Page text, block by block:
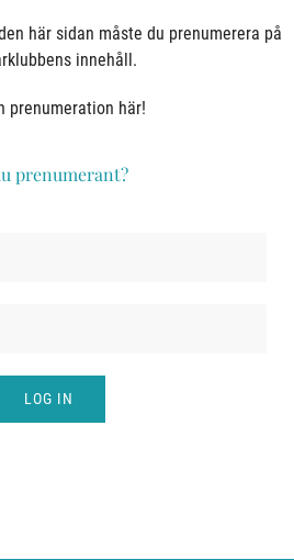
här sidan måste du prenumerera på
innehåll.
prenumeration här!
prenumerant?
LOG IN